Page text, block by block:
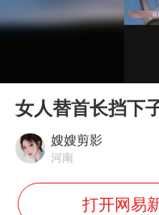
武
白
Play
女人替首长挡下
嫂嫂剪影
河南
打开网易